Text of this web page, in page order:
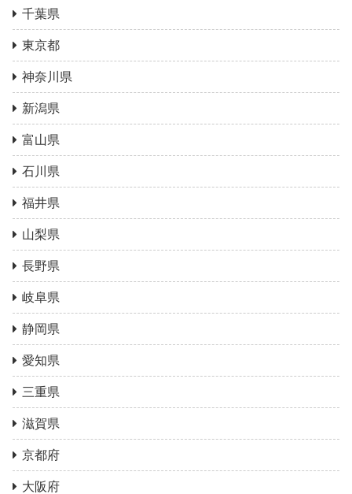
千葉県
東京都
神奈川県
新潟県
富山県
石川県
福井県
山梨県
長野県
岐阜県
静岡県
愛知県
三重県
滋賀県
京都府
大阪府